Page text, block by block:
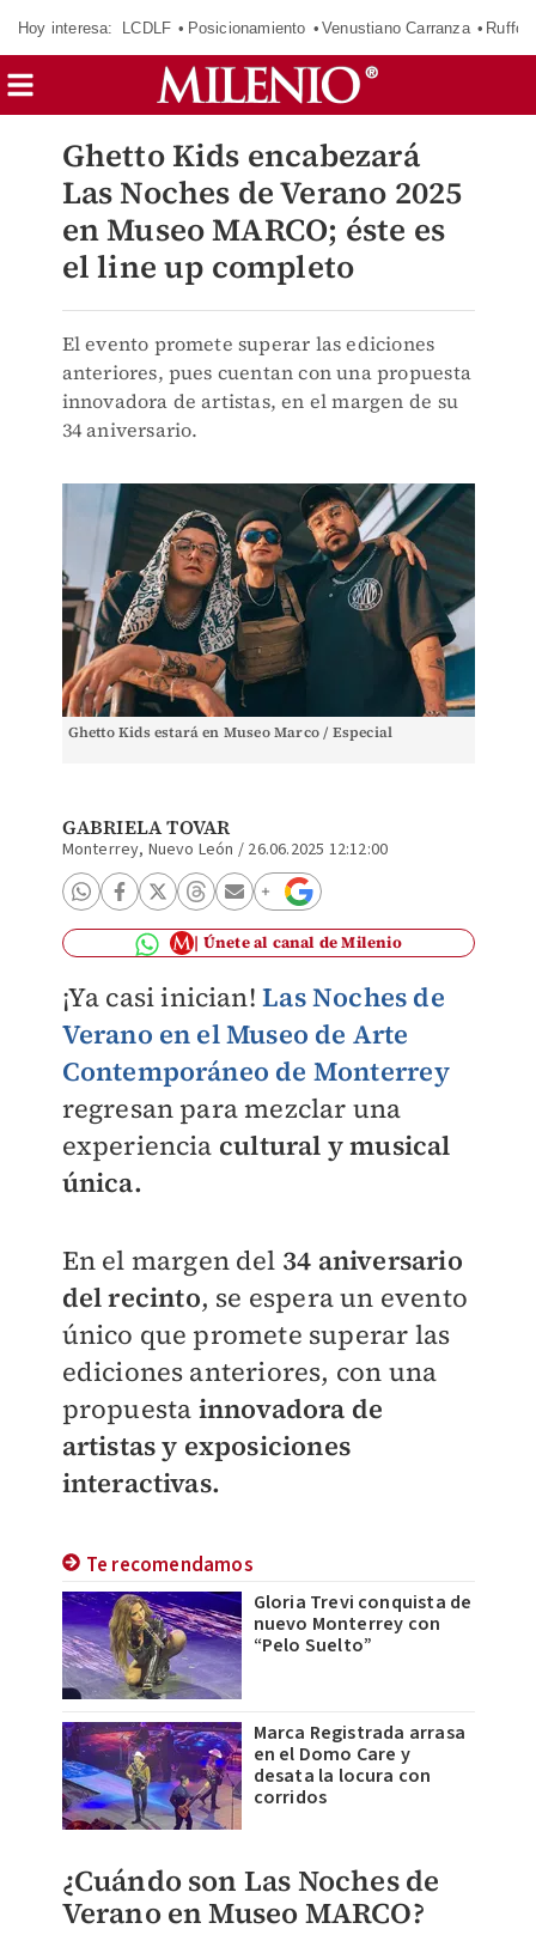
Hoy interesa: LCDLF Posicionamiento Venustiano Carranza Ruffo
Ghetto Kids encabezará
Las Noches de Verano 2025
en Museo MARCO; éste es
el line up completo
El evento promete superar las ediciones
anteriores, pues cuentan con una propuesta
innovadora de artistas, en el margen de su
34 aniversario.
Ghetto Kids estará en Museo Marco / Especial
GABRIELA TOVAR
Monterrey, Nuevo León / 26.06.2025 12:12:00
Únete al canal de Milenio
¡Ya casi inician!Las Noches de
Verano en el Museo de Arte
Contemporáneo de Monterrey
regresan para mezclar una
experiencia cultural y musical
única.
En el margen del 34 aniversario
del recinto, se espera un evento
único que promete superar las
ediciones anteriores, con una
propuesta innovadora de
artistas y exposiciones
interactivas.
Te recomendamos
Gloria Trevi conquista de
nuevo Monterrey con
“Pelo Suelto”
Marca Registrada arrasa
en el Domo Care y
desata la locura con
corridos
¿Cuándo son Las Noches de
Verano en Museo MARCO?